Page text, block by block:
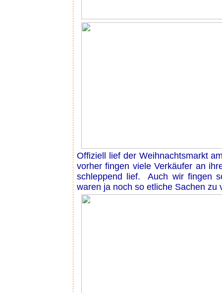
Offiziell lief der Weihnachtsmarkt
vorher fingen viele Verkäufer an
schleppend lief. Auch wir fingen
waren ja noch so etliche Sachen zu